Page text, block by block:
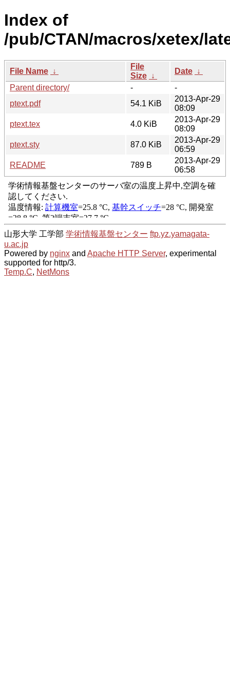
Index of
/pub/CTAN/macros/xetex/
File Name ↓
File
Size ↓
Date ↓
Parent directory/
-
-
ptext.pdf
54.1 KiB
2013-Apr-29
08:09
ptext.tex
4.0 KiB
2013-Apr-29
08:09
ptext.sty
87.0 KiB
2013-Apr-29
06:59
README
789 B
2013-Apr-29
06:58
山形大学 工学部 学術情報基盤センター ftp.yz.yamagata-
u.ac.jp
Powered by nginx and Apache HTTP Server, experimental
supported for http/3.
Temp.C, NetMons